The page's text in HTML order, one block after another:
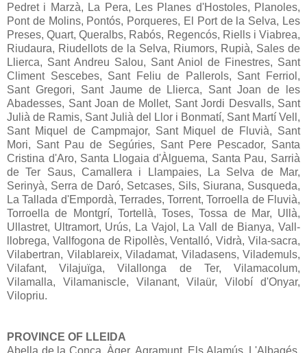
Pedret i Marzà, La Pera, Les Planes d'Hostoles, Planoles,
Pont de Molins, Pontós, Porqueres, El Port de la Selva, Les
Preses, Quart, Queralbs, Rabós, Regencós, Riells i Viabrea,
Riudaura, Riudellots de la Selva, Riumors, Rupià, Sales de
Llierca, Sant Andreu Salou, Sant Aniol de Finestres, Sant
Climent Sescebes, Sant Feliu de Pallerols, Sant Ferriol,
Sant Gregori, Sant Jaume de Llierca, Sant Joan de les
Abadesses, Sant Joan de Mollet, Sant Jordi Desvalls, Sant
Julià de Ramis, Sant Julià del Llor i Bonmatí, Sant Martí Vell,
Sant Miquel de Campmajor, Sant Miquel de Fluvià, Sant
Mori, Sant Pau de Segúries, Sant Pere Pescador, Santa
Cristina d'Aro, Santa Llogaia d'Àlguema, Santa Pau, Sarrià
de Ter Saus, Camallera i Llampaies, La Selva de Mar,
Serinyà, Serra de Daró, Setcases, Sils, Siurana, Susqueda,
La Tallada d'Empordà, Terrades, Torrent, Torroella de Fluvià,
Torroella de Montgrí, Tortellà, Toses, Tossa de Mar, Ullà,
Ullastret, Ultramort, Urús, La Vajol, La Vall de Bianya, Vall-
llobrega, Vallfogona de Ripollès, Ventalló, Vidrà, Vila-sacra,
Vilabertran, Vilablareix, Viladamat, Viladasens, Vilademuls,
Vilafant, Vilajuïga, Vilallonga de Ter, Vilamacolum,
Vilamalla, Vilamaniscle, Vilanant, Vilaür, Vilobí d'Onyar,
Vilopriu.
PROVINCE OF LLEIDA
Abella de la Conca, Àger, Agramunt, Els Alamús, L'Albagés,